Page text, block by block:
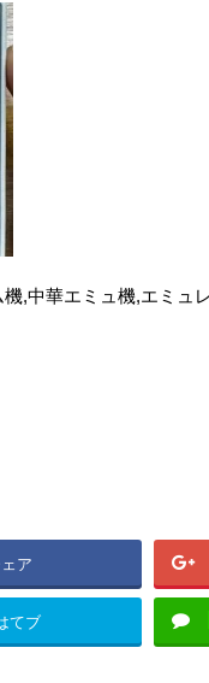
,中華エミュ機,エミュ
ア
てブ